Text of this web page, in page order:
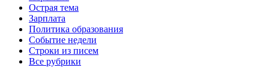
Острая тема
Зарплата
Политика образования
Событие недели
Строки из писем
Все рубрики